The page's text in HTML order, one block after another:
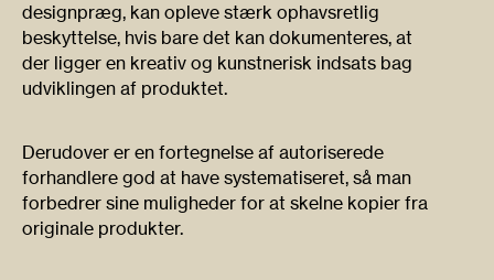
designpræg, kan opleve stærk ophavsretlig
beskyttelse, hvis bare det kan dokumenteres, at
der ligger en kreativ og kunstnerisk indsats bag
udviklingen af produktet.
Derudover er en fortegnelse af autoriserede
forhandlere god at have systematiseret, så man
forbedrer sine muligheder for at skelne kopier fra
originale produkter.